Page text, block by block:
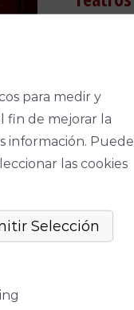
o
los
24 de
para medir y
fin de mejorar la
información.
las cookies